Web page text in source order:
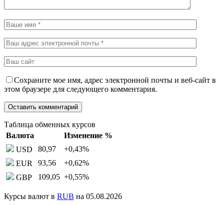
Сохраните мое имя, адрес электронной почты и веб-сайт в
этом браузере для следующего комментария.
Таблица обменных курсов
Валюта
Изменение %
USD
80,97 +0,43%
EUR
93,56 +0,62%
GBP
109,05 +0,55%
Курсы валют в RUB на 05.08.2026